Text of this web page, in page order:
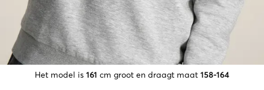
Het model is 161 cm groot en draagt maat 158-164